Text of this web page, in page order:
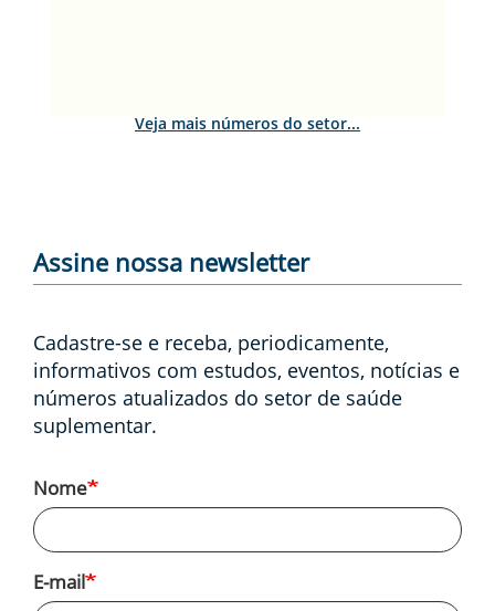
Veja mais números do setor...
Assine nossa newsletter
Cadastre-se e receba, periodicamente,
informativos com estudos, eventos, notícias e
números atualizados do setor de saúde
suplementar.
Nome
E-mail